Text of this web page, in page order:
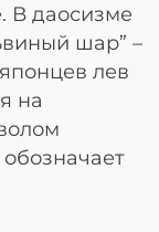
В даосизме
шар” –
лев
на